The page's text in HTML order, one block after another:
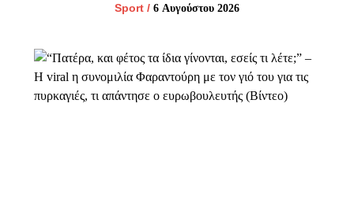
Sport / 6 Αυγούστου 2026